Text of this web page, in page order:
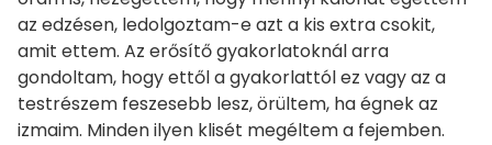
az edzésen, ledolgoztam-e azt a kis extra csokit,
amit ettem. Az erősítő gyakorlatoknál arra
gondoltam, hogy ettől a gyakorlattól ez vagy az a
testrészem feszesebb lesz, örültem, ha égnek az
izmaim. Minden ilyen klisét megéltem a fejemben.